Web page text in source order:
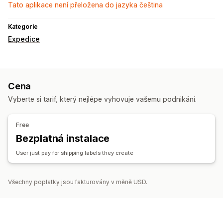
Tato aplikace není přeložena do jazyka čeština
Kategorie
Expedice
Cena
Vyberte si tarif, který nejlépe vyhovuje vašemu podnikání.
Free
Bezplatná instalace
User just pay for shipping labels they create
Všechny poplatky jsou fakturovány v měně USD.